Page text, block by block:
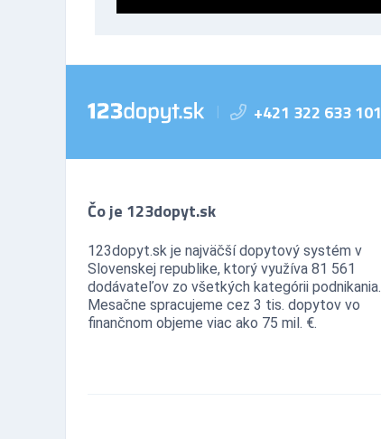
+421 322 633 101
Čo je 123dopyt.sk
123dopyt.sk je najväčší dopytový systém v
Slovenskej republike, ktorý využíva 81 561
dodávateľov zo všetkých kategórii podnikania.
Mesačne spracujeme cez 3 tis. dopytov vo
finančnom objeme viac ako 75 mil. €.